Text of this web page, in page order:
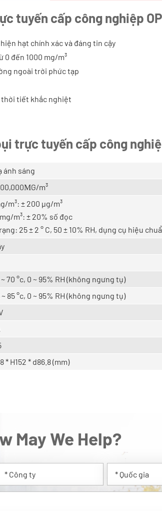
tuyến cấp công nghiệp
hạt chính xác và đáng tin cậy
0 đến 1000 mg/m³
ngoài trời phức tạp
tiết khắc nghiệt
trực tuyến cấp công
ánh sáng
ΜG/m³
m³: ± 200 μg/m³
mg/m³: ± 20% số đọc
25 ± 2 ° C, 50 ± 10% RH, dụng cụ hiệu
70 °c, 0 ~ 95% RH (không ngưng tụ)
85 °c, 0 ~ 95% RH (không ngưng tụ)
* H152 * d86.8 (mm)
May We Help?